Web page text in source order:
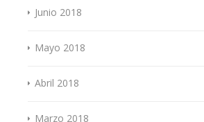
Junio 2018
Mayo 2018
Abril 2018
Marzo 2018